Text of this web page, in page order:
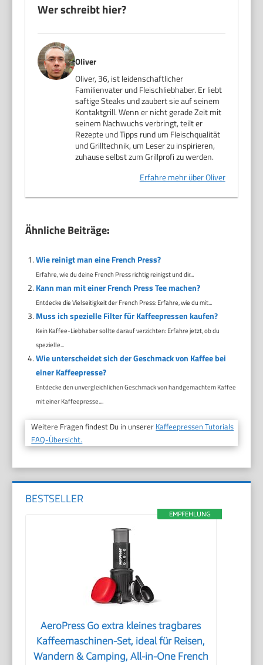
Wer schreibt hier?
Oliver
Oliver, 36, ist leidenschaftlicher
Familienvater und Fleischliebhaber. Er liebt
saftige Steaks und zaubert sie auf seinem
Kontaktgrill. Wenn er nicht gerade Zeit mit
seinem Nachwuchs verbringt, teilt er
Rezepte und Tipps rund um Fleischqualität
und Grilltechnik, um Leser zu inspirieren,
zuhause selbst zum Grillprofi zu werden.
Erfahre mehr über Oliver
Ähnliche Beiträge:
Wie reinigt man eine French Press?
Erfahre, wie du deine French Press richtig reinigst und dir...
Kann man mit einer French Press Tee machen?
Entdecke die Vielseitigkeit der French Press: Erfahre, wie du mit...
Muss ich spezielle Filter für Kaffeepressen kaufen?
Kein Kaffee-Liebhaber sollte darauf verzichten: Erfahre jetzt, ob du
spezielle...
Wie unterscheidet sich der Geschmack von Kaffee bei
einer Kaffeepresse?
Entdecke den unvergleichlichen Geschmack von handgemachtem Kaffee
mit einer Kaffeepresse....
Weitere Fragen findest Du in unserer Kaffeepressen Tutorials
FAQ-Übersicht.
BESTSELLER
EMPFEHLUNG
AeroPress Go extra kleines tragbares
Kaffeemaschinen-Set, ideal für Reisen,
Wandern & Camping, All-in-One French